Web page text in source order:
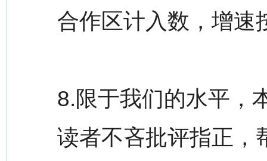
合作区计入数，增速
8.限于我们的水平，
读者不吝批评指正，